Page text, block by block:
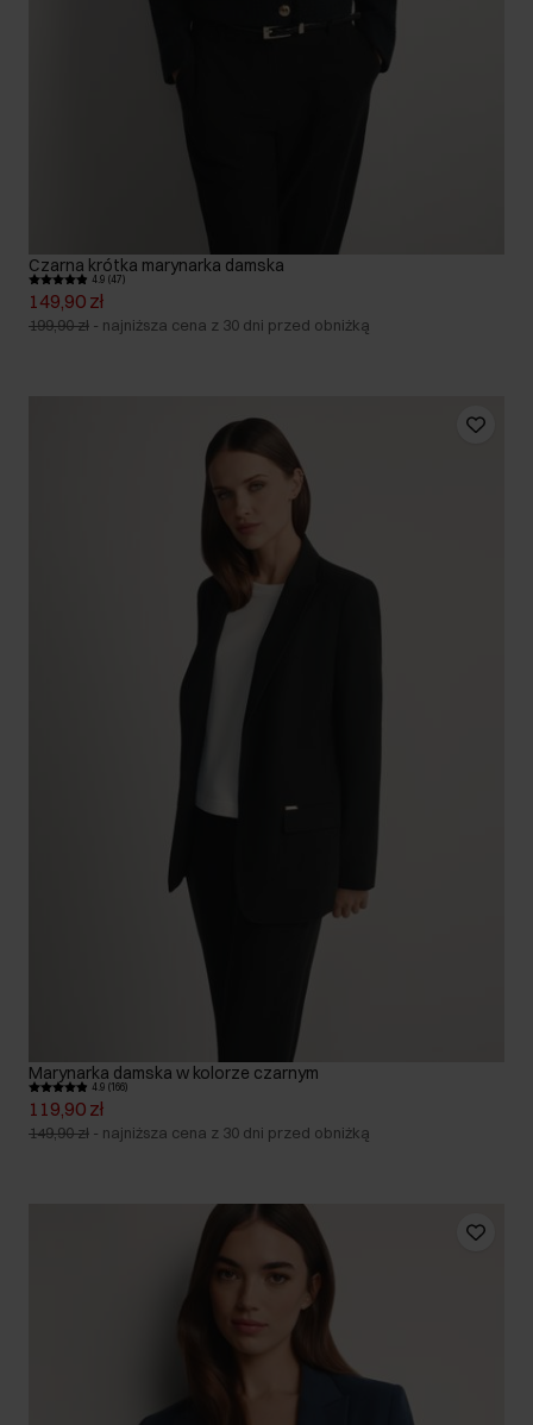
Czarna krótka marynarka damska
4.9 (47)
149,90 zł
199,90 zł - najniższa cena z 30 dni przed obniżką
Marynarka damska w kolorze czarnym
4.9 (166)
119,90 zł
149,90 zł - najniższa cena z 30 dni przed obniżką